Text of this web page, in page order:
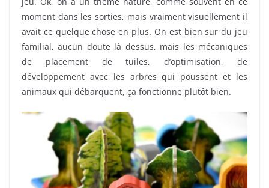
moment dans les sorties, mais vraiment visuellement il
avait ce quelque chose en plus. On est bien sur du jeu
familial, aucun doute là dessus, mais les mécaniques
de placement de tuiles, d’optimisation, de
développement avec les arbres qui poussent et les
animaux qui débarquent, ça fonctionne plutôt bien.